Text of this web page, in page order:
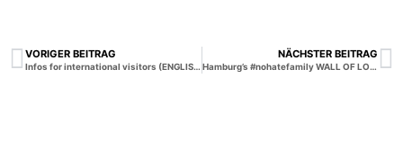
VORIGER BEITRAG
Infos for international visitors (ENGLISH)
NÄCHSTER BEITRAG
Hamburg’s #nohatefamily WALL OF LOVE